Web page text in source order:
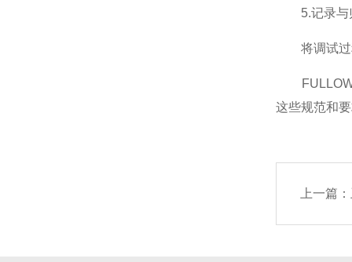
5.记录与
将调试过程
FULLOWS
这些规范和
上一篇：